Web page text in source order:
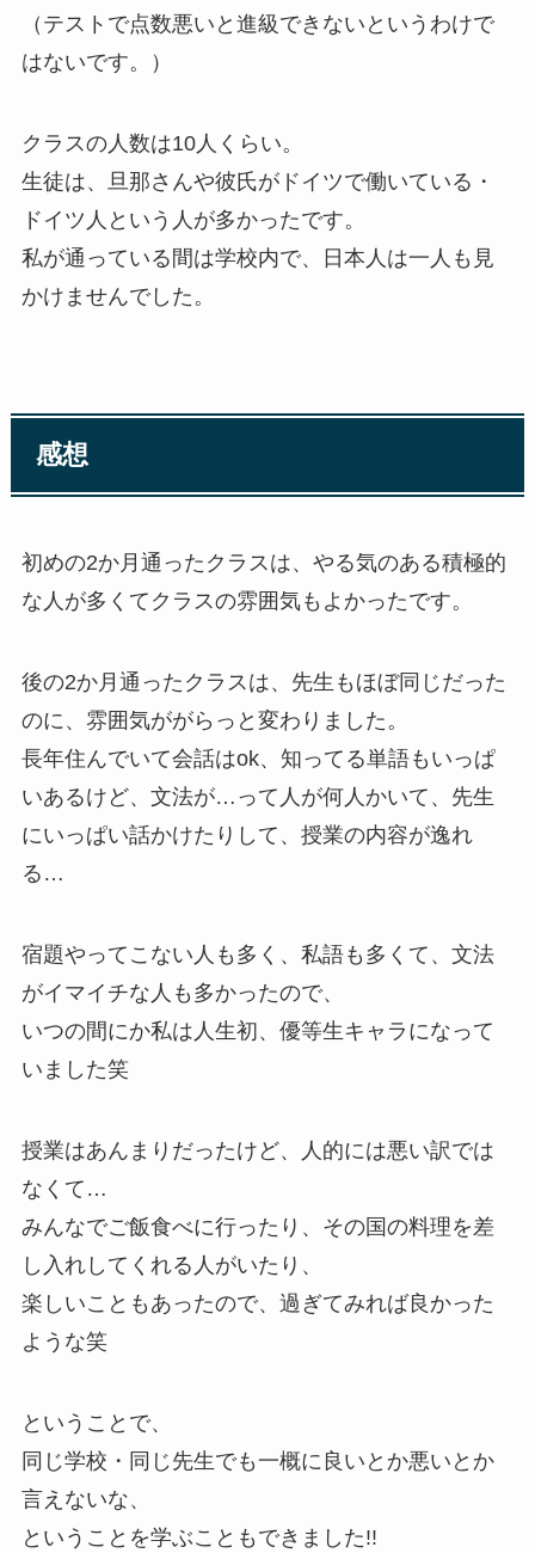
（テストで点数悪いと進級できないというわけで
はないです。）
クラスの人数は10人くらい。
生徒は、旦那さんや彼氏がドイツで働いている・
ドイツ人という人が多かったです。
私が通っている間は学校内で、日本人は一人も見
かけませんでした。
感想
初めの2か月通ったクラスは、やる気のある積極的
な人が多くてクラスの雰囲気もよかったです。
後の2か月通ったクラスは、先生もほぼ同じだった
のに、雰囲気ががらっと変わりました。
長年住んでいて会話はok、知ってる単語もいっぱ
いあるけど、文法が…って人が何人かいて、先生
にいっぱい話かけたりして、授業の内容が逸れ
る…
宿題やってこない人も多く、私語も多くて、文法
がイマイチな人も多かったので、
いつの間にか私は人生初、優等生キャラになって
いました笑
授業はあんまりだったけど、人的には悪い訳では
なくて…
みんなでご飯食べに行ったり、その国の料理を差
し入れしてくれる人がいたり、
楽しいこともあったので、過ぎてみれば良かった
ような笑
ということで、
同じ学校・同じ先生でも一概に良いとか悪いとか
言えないな、
ということを学ぶこともできました!!